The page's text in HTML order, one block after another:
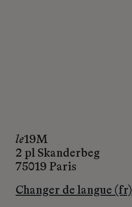
le19M
2 pl Skanderbeg
75019 Paris
Changer de langue (fr)